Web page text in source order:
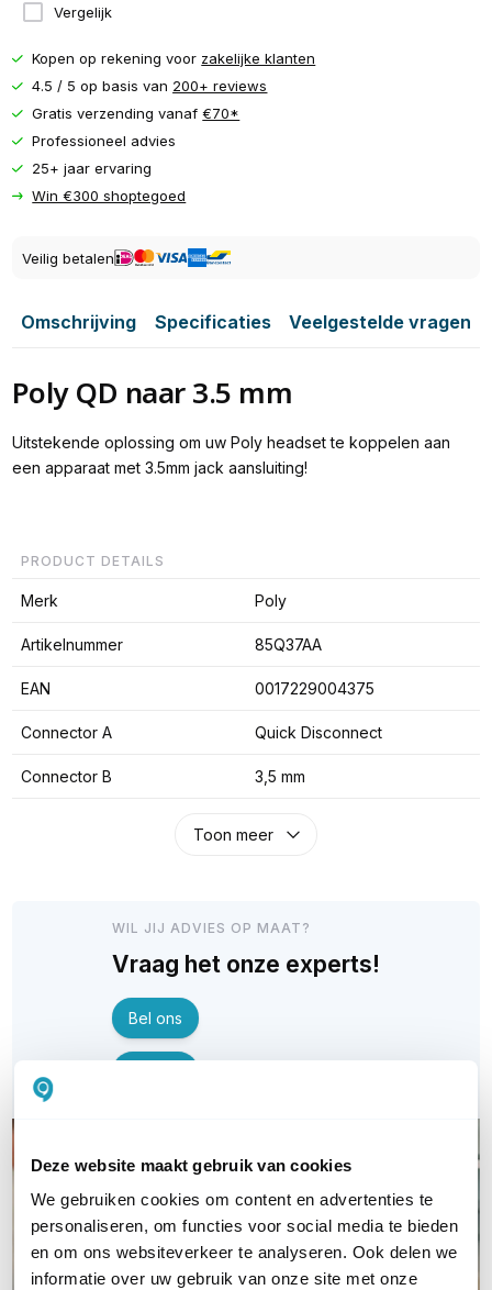
Deze website maakt gebruik van cookies
We gebruiken cookies om content en advertenties te
personaliseren, om functies voor social media te bieden
en om ons websiteverkeer te analyseren. Ook delen we
informatie over uw gebruik van onze site met onze
Vergelijk
Kopen op rekening voor zakelijke klanten
4.5 / 5 op basis van 200+ reviews
Gratis verzending vanaf€70*
Professioneel advies
25+ jaar ervaring
Win €300 shoptegoed
Veilig betalen
Omschrijving Specificaties Veelgestelde vragen
Poly QD naar 3.5 mm
Uitstekende oplossing om uw Poly headset te koppelen aan
een apparaat met 3.5mm jack aansluiting!
PRODUCT DETAILS
Merk Poly
Artikelnummer 85Q37AA
EAN 0017229004375
Connector A Quick Disconnect
Connector B 3,5 mm
Toon meer
WIL JIJ ADVIES OP MAAT?
Vraag het onze experts!
Bel ons